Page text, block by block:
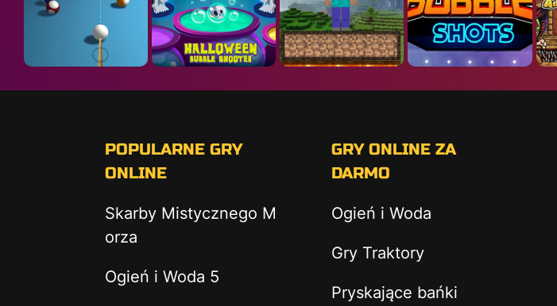
POPULARNE GRY
ONLINE
Skarby Mistycznego M
orza
Ogień i Woda 5
GRY ONLINE ZA
DARMO
Ogień i Woda
Gry Traktory
Pryskające bańki